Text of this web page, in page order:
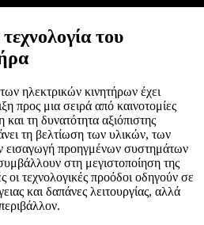
του
ηλεκτρικών κινητήρων έχει
προς μια σειρά από καινοτομίες
τη δυνατότητα αξιόπιστης
τη βελτίωση των υλικών, των
εισαγωγή προηγμένων συστημάτων
στη μεγιστοποίηση της
οι τεχνολογικές προόδοι οδηγούν σε
και δαπάνες λειτουργίας, αλλά